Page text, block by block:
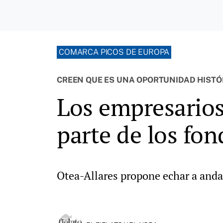
COMARCA PICOS DE EUROPA
CREEN QUE ES UNA OPORTUNIDAD
Los
parte de los
Otea-Allares propone echar a